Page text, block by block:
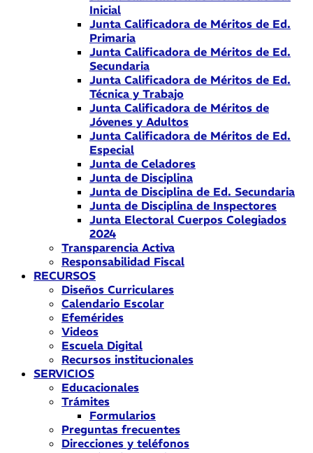
Inicial
Junta Calificadora de Méritos de Ed.
Primaria
Junta Calificadora de Méritos de Ed.
Secundaria
Junta Calificadora de Méritos de Ed.
Técnica y Trabajo
Junta Calificadora de Méritos de
Jóvenes y Adultos
Junta Calificadora de Méritos de Ed.
Especial
Junta de Celadores
Junta de Disciplina
Junta de Disciplina de Ed. Secundaria
Junta de Disciplina de Inspectores
Junta Electoral Cuerpos Colegiados
2024
Transparencia Activa
Responsabilidad Fiscal
RECURSOS
Diseños Curriculares
Calendario Escolar
Efemérides
Videos
Escuela Digital
Recursos institucionales
SERVICIOS
Educacionales
Trámites
Formularios
Preguntas frecuentes
Direcciones y teléfonos